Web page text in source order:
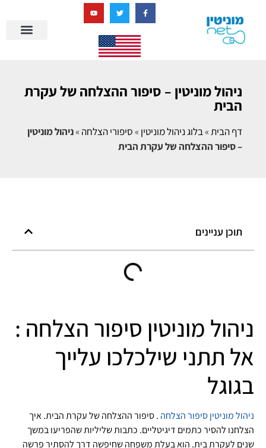
ניהול מוניטין – סיפור ההצלחה של עקרת
הבית
דף הבית»בלוג ניהול מוניטין »סיפורי הצלחה »ניהול מוניטין
– סיפור ההצלחה של עקרת הבית
תוכן עניינים
ניהול מוניטין סיפור הצלחה :
אל תתני שילכלכו עלייך
בגוגל
ניהול מוניטיןסיפור הצלחה . סיפור ההצלחה של עקרת הבית. איך
הצלחנו להסיר כתמים דיגיטליים. כתבות שליליות שהפריעו במשך
שנים לעקרת בית. הוא בעלת משפחה שחיפשה דרך להסתיר פרשה